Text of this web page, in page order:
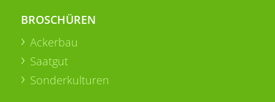
BROSCHÜREN
Ackerbau
Saatgut
Sonderkulturen